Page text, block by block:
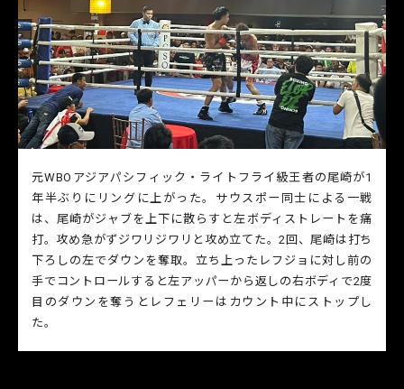
元WBOアジアパシフィック・ライトフライ級王者の尾崎が1
年半ぶりにリングに上がった。サウスポー同士による一戦
は、尾崎がジャブを上下に散らすと左ボディストレートを痛
打。攻め急がずジワリジワリと攻め立てた。2回、尾崎は打ち
下ろしの左でダウンを奪取。立ち上ったレフジョに対し前の
手でコントロールすると左アッパーから返しの右ボディで2度
目のダウンを奪うとレフェリーはカウント中にストップし
た。